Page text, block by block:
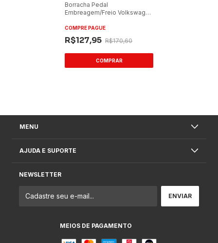
Borracha Pedal
Embreagem/Freio Volkswagen
COMPRE PAGUE
R$127,95 R$170,60
MENU
AJUDA E SUPORTE
NEWSLETTER
MEIOS DE PAGAMENTO